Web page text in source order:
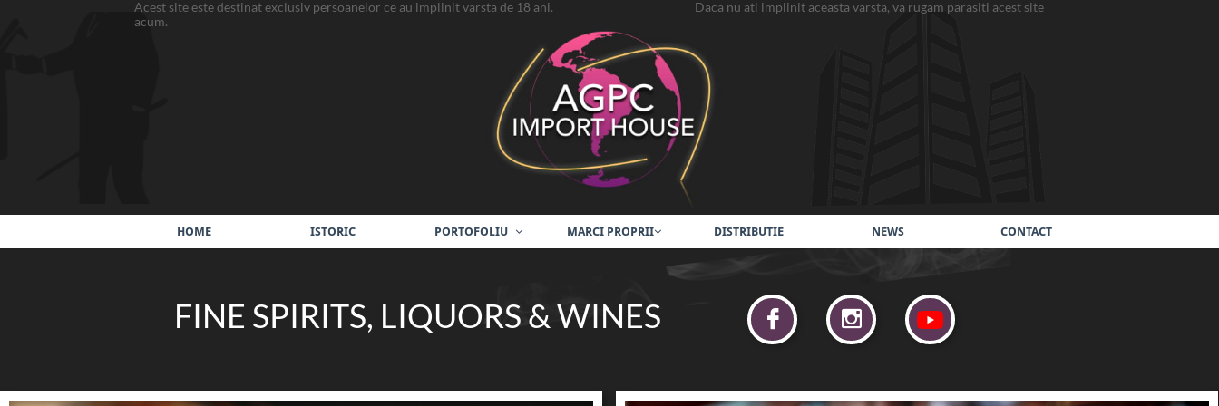
HOME ISTORIC PORTOFOLIU  MARCI PROPRII DISTRIBUTIE NEWS CONTACT
Acest site este destinat exclusiv persoanelor ce au implinit varsta de 18 ani. Daca nu ati implinit aceasta varsta, va rugam parasiti acest site
acum.
 
FINE SPIRITS, LIQUORS & WINES